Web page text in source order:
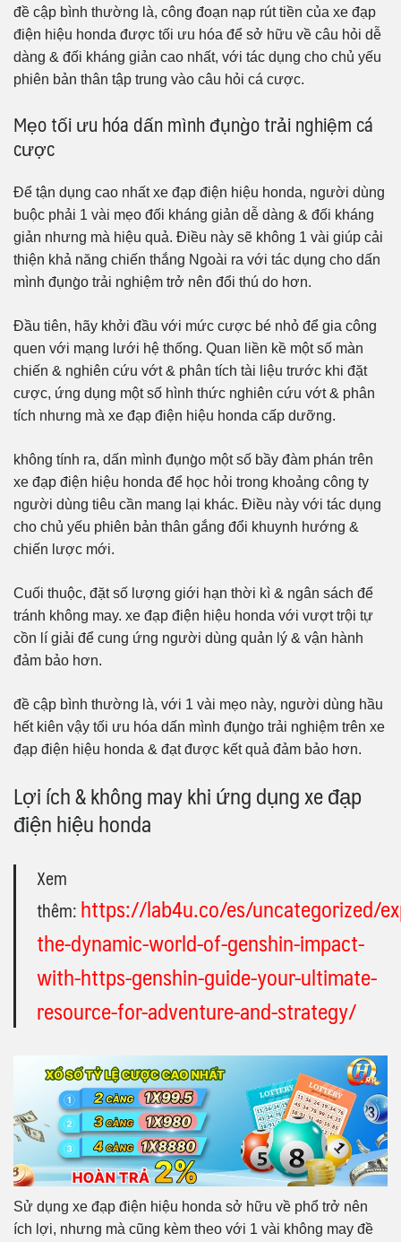
đề cập bình thường là, công đoạn nạp rút tiền của xe đạp
điện hiệu honda được tối ưu hóa để sở hữu về câu hỏi dễ
dàng & đối kháng giản cao nhất, với tác dụng cho chủ yếu
phiên bản thân tập trung vào câu hỏi cá cược.
Mẹo tối ưu hóa dấn mình đụng̀o trải nghiệm cá
cược
Để tận dụng cao nhất xe đạp điện hiệu honda, người dùng
buộc phải 1 vài mẹo đối kháng giản dễ dàng & đối kháng
giản nhưng mà hiệu quả. Điều này sẽ không 1 vài giúp cải
thiện khả năng chiến thắng Ngoài ra với tác dụng cho dấn
mình đụng̀o trải nghiệm trở nên đổi thú do hơn.
Đầu tiên, hãy khởi đầu với mức cược bé nhỏ để gia công
quen với mạng lưới hệ thống. Quan liền kề một số màn
chiến & nghiên cứu vớt & phân tích tài liệu trước khi đặt
cược, ứng dụng một số hình thức nghiên cứu vớt & phân
tích nhưng mà xe đạp điện hiệu honda cấp dưỡng.
không tính ra, dấn mình đụng̀o một số bầy đàm phán trên
xe đạp điện hiệu honda để học hỏi trong khoảng công ty
người dùng tiêu cần mang lại khác. Điều này với tác dụng
cho chủ yếu phiên bản thân gắng đổi khuynh hướng &
chiến lược mới.
Cuối thuộc, đặt số lượng giới hạn thời kì & ngân sách để
tránh không may. xe đạp điện hiệu honda với vượt trội tự
cồn lí giải để cung ứng người dùng quản lý & vận hành
đảm bảo hơn.
đề cập bình thường là, với 1 vài mẹo này, người dùng hầu
hết kiên vậy tối ưu hóa dấn mình đụng̀o trải nghiệm trên xe
đạp điện hiệu honda & đạt được kết quả đảm bảo hơn.
Lợi ích & không may khi ứng dụng xe đạp
điện hiệu honda
Xem
thêm:https://lab4u.co/es/uncategorized/
the-dynamic-world-of-genshin-impact-
with-https-genshin-guide-your-ultimate-
resource-for-adventure-and-strategy/
Sử dụng xe đạp điện hiệu honda sở hữu về phổ trở nên
ích lợi, nhưng mà cũng kèm theo với 1 vài không may đề